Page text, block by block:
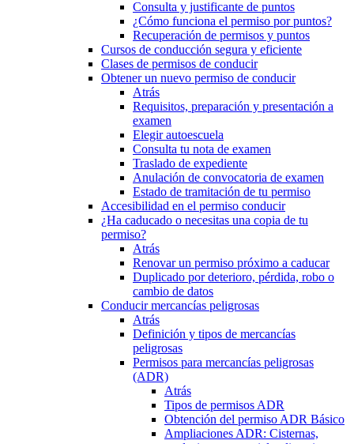
Consulta y justificante de puntos
¿Cómo funciona el permiso por puntos?
Recuperación de permisos y puntos
Cursos de conducción segura y eficiente
Clases de permisos de conducir
Obtener un nuevo permiso de conducir
Atrás
Requisitos, preparación y presentación a
examen
Elegir autoescuela
Consulta tu nota de examen
Traslado de expediente
Anulación de convocatoria de examen
Estado de tramitación de tu permiso
Accesibilidad en el permiso conducir
¿Ha caducado o necesitas una copia de tu
permiso?
Atrás
Renovar un permiso próximo a caducar
Duplicado por deterioro, pérdida, robo o
cambio de datos
Conducir mercancías peligrosas
Atrás
Definición y tipos de mercancías
peligrosas
Permisos para mercancías peligrosas
(ADR)
Atrás
Tipos de permisos ADR
Obtención del permiso ADR Básico
Ampliaciones ADR: Cisternas,